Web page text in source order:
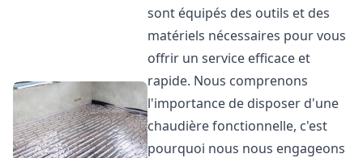
sont équipés des outils et des
matériels nécessaires pour vous
offrir un service efficace et
rapide. Nous comprenons
l'importance de disposer d'une
chaudière fonctionnelle, c'est
pourquoi nous nous engageons